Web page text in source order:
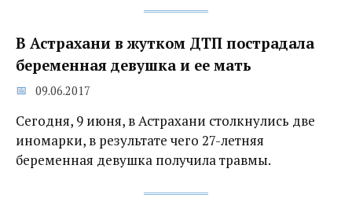
В Астрахани в жутком ДТП пострадала
беременная девушка и ее мать
09.06.2017
Сегодня, 9 июня, в Астрахани столкнулись две
иномарки, в результате чего 27-летняя
беременная девушка получила травмы.